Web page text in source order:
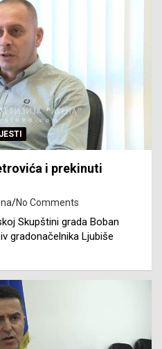
i prekinuti
No Comments
Skupštini grada Boban
gradonačelnika Ljubiše